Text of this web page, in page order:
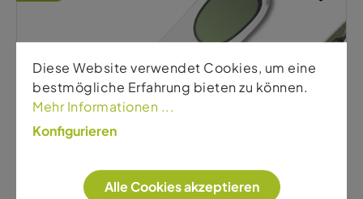
Diese Website verwendet Cookies, um eine
bestmögliche Erfahrung bieten zu können.
Mehr Informationen ...
Konfigurieren
Alle Cookies akzeptieren